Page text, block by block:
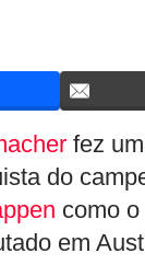
fez
do
como
em